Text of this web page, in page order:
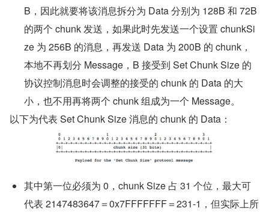
B，因此就要将该消息拆分为 Data 分别为 128B 和 72B
的两个 chunk 发送，如果此时先发送一个设置 chunkSi
ze 为 256B 的消息，再发送 Data 为 200B 的 chunk，
本地不再划分 Message，B 接受到 Set Chunk Size 的
协议控制消息时会调整的接受的 chunk 的 Data 的大
小，也不用再将两个 chunk 组成为一个 Message。
以下为代表 Set Chunk Size 消息的 chunk 的 Data：
其中第一位必须为 0，chunk Size 占 31 个位，最大可
代表 2147483647＝0x7FFFFFFF＝231-1，但实际上所